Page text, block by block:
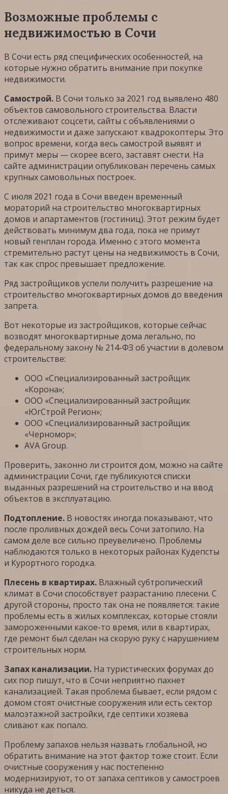
Возможные проблемы с
недвижимостью в Сочи
В Сочи есть ряд специфических особенностей, на
которые нужно обратить внимание при покупке
недвижимости.
Cамострой. В Сочи только за 2021 год выявлено 480
объектов самовольного строительства. Власти
отслеживают соцсети, сайты с объявлениями о
недвижимости и даже запускают квадрокоптеры. Это
вопрос времени, когда весь самострой выявят и
примут меры — скорее всего, заставят снести. На
сайте администрации опубликован перечень самых
крупных самовольных построек.
С июля 2021 года в Сочи введен временный
мораторий на строительство многоквартирных
домов и апартаментов (гостиниц). Этот режим будет
действовать минимум два года, пока не примут
новый генплан города. Именно с этого момента
стремительно растут цены на недвижимость в Сочи,
так как спрос превышает предложение.
Ряд застройщиков успели получить разрешение на
строительство многоквартирных домов до введения
запрета.
Вот некоторые из застройщиков, которые сейчас
возводят многоквартирные дома легально, по
федеральному закону № 214-ФЗ об участии в долевом
строительстве:
ООО «Специализированный застройщик
«Корона»;
ООО «Специализированный застройщик
«ЮгСтрой Регион»;
ООО «Специализированный застройщик
«Черномор»;
AVA Group.
Проверить, законно ли строится дом, можно на сайте
администрации Сочи, где публикуются списки
выданных разрешений на строительство и на ввод
объектов в эксплуатацию.
Подтопление. В новостях иногда показывают, что
после проливных дождей весь Сочи затопило. На
самом деле все сильно преувеличено. Проблемы
наблюдаются только в некоторых районах Кудепсты
и Курортного городка.
Плесень в квартирах. Влажный субтропический
климат в Сочи способствует разрастанию плесени. С
другой стороны, просто так она не появляется: такие
проблемы есть в жилых комплексах, которые стояли
замороженными какое-то время, или в квартирах,
где ремонт был сделан на скорую руку с нарушением
строительных норм.
Запах канализации. На туристических форумах до
сих пор пишут, что в Сочи неприятно пахнет
канализацией. Такая проблема бывает, если рядом с
домом стоят очистные сооружения или есть сектор
малоэтажной застройки, где септики хозяева
сливают как попало.
Проблему запахов нельзя назвать глобальной, но
обратить внимание на этот фактор тоже стоит. Если
очистные сооружения у нас постепенно
модернизируют, то от запаха септиков у самостроев
никуда не деться.